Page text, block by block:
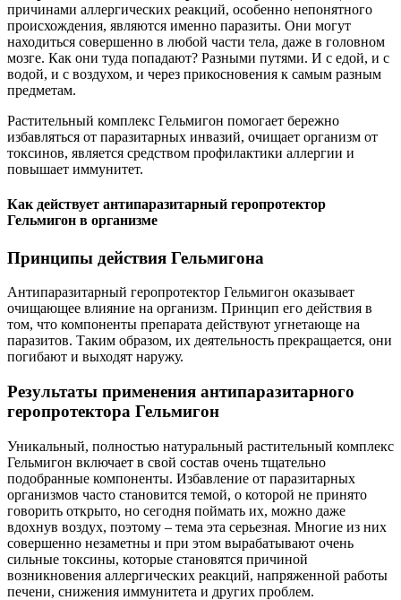
причинами аллергических реакций, особенно непонятного
происхождения, являются именно паразиты. Они могут
находиться совершенно в любой части тела, даже в головном
мозге. Как они туда попадают? Разными путями. И с едой, и с
водой, и с воздухом, и через прикосновения к самым разным
предметам.
Растительный комплекс Гельмигон помогает бережно
избавляться от паразитарных инвазий, очищает организм от
токсинов, является средством профилактики аллергии и
повышает иммунитет.
Как действует антипаразитарный геропротектор
Гельмигон в организме
Принципы действия Гельмигона
Антипаразитарный геропротектор Гельмигон оказывает
очищающее влияние на организм. Принцип его действия в
том, что компоненты препарата действуют угнетающе на
паразитов. Таким образом, их деятельность прекращается, они
погибают и выходят наружу.
Результаты применения антипаразитарного
геропротектора Гельмигон
Уникальный, полностью натуральный растительный комплекс
Гельмигон включает в свой состав очень тщательно
подобранные компоненты. Избавление от паразитарных
организмов часто становится темой, о которой не принято
говорить открыто, но сегодня поймать их, можно даже
вдохнув воздух, поэтому – тема эта серьезная. Многие из них
совершенно незаметны и при этом вырабатывают очень
сильные токсины, которые становятся причиной
возникновения аллергических реакций, напряженной работы
печени, снижения иммунитета и других проблем.